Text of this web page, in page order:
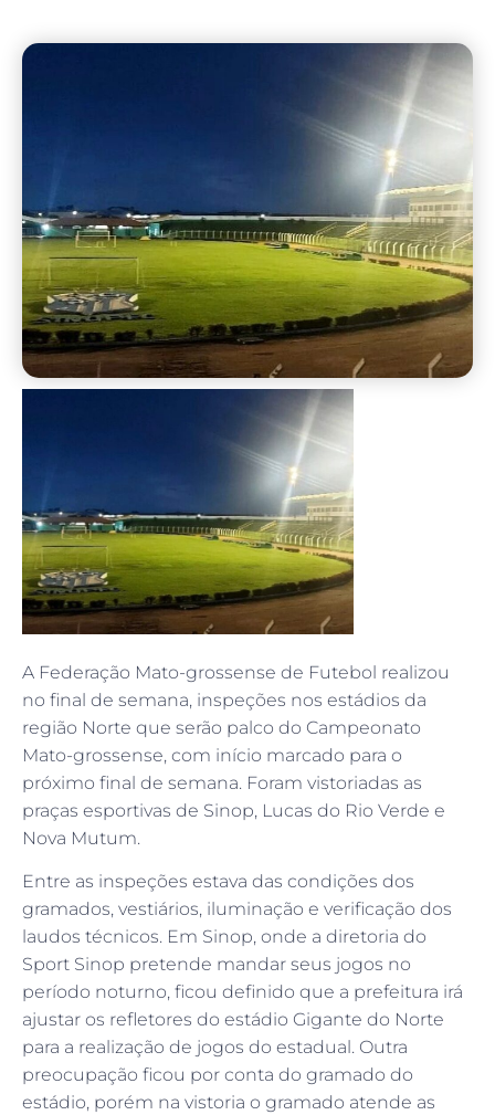
A Federação Mato-grossense de Futebol realizou
no final de semana, inspeções nos estádios da
região Norte que serão palco do Campeonato
Mato-grossense, com início marcado para o
próximo final de semana. Foram vistoriadas as
praças esportivas de Sinop, Lucas do Rio Verde e
Nova Mutum.
Entre as inspeções estava das condições dos
gramados, vestiários, iluminação e verificação dos
laudos técnicos. Em Sinop, onde a diretoria do
Sport Sinop pretende mandar seus jogos no
período noturno, ficou definido que a prefeitura irá
ajustar os refletores do estádio Gigante do Norte
para a realização de jogos do estadual. Outra
preocupação ficou por conta do gramado do
estádio, porém na vistoria o gramado atende as